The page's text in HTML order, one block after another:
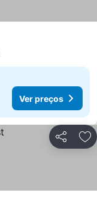
Ver preços
Partilhar